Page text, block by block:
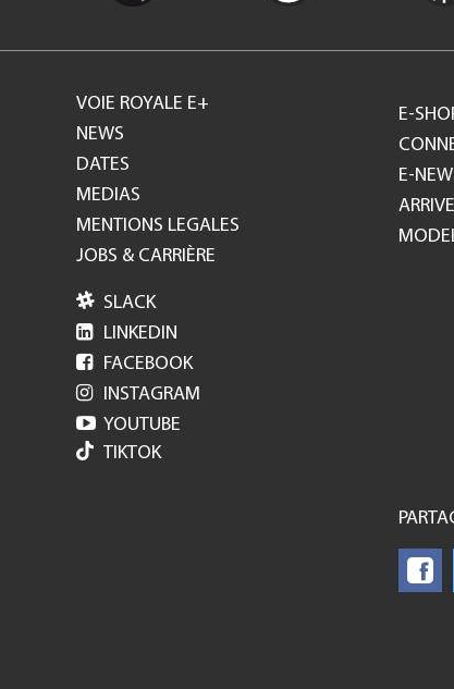
Footer
GH
VOIE ROYALE E+
NEWS
DATES
MEDIAS
MENTIONS LEGALES
JOBS & CARRIÈRE
E-
E-
 SLACK
 LINKEDIN
 FACEBOOK
 INSTAGRAM
 YOUTUBE
TIKTOK